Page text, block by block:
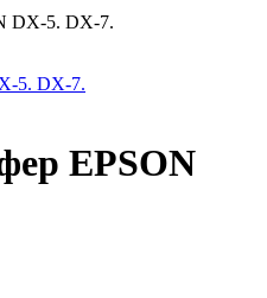
DX-5. DX-7.
EPSON